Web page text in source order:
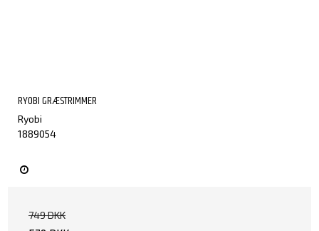
RYOBI GRÆSTRIMMER
Ryobi
1889054
749 DKK